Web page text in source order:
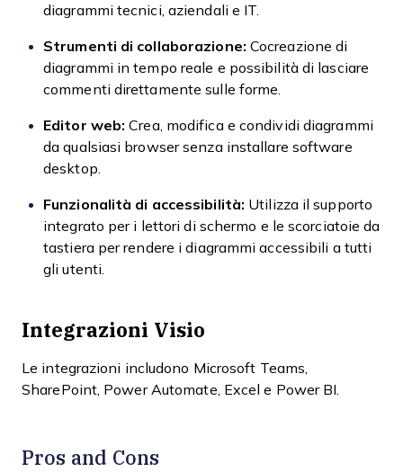
diagrammi tecnici, aziendali e IT.
Strumenti di collaborazione: Cocreazione di
diagrammi in tempo reale e possibilità di lasciare
commenti direttamente sulle forme.
Editor web: Crea, modifica e condividi diagrammi
da qualsiasi browser senza installare software
desktop.
Funzionalità di accessibilità: Utilizza il supporto
integrato per i lettori di schermo e le scorciatoie da
tastiera per rendere i diagrammi accessibili a tutti
gli utenti.
Integrazioni Visio
Le integrazioni includono Microsoft Teams,
SharePoint, Power Automate, Excel e Power BI.
Pros and Cons